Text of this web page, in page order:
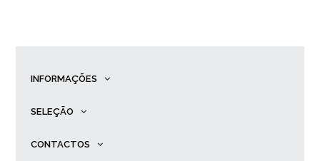
INFORMAÇÕES
SELEÇÃO
CONTACTOS